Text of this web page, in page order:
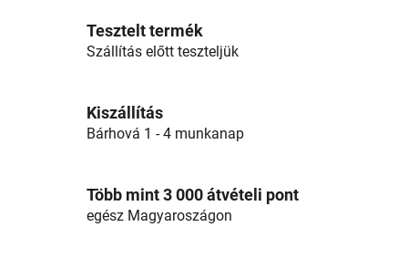
Tesztelt termék
Szállítás előtt teszteljük
Kiszállítás
Bárhová 1 - 4 munkanap
Több mint 3 000 átvételi pont
egész Magyaroszágon